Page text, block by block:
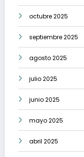
octubre 2025
septiembre 2025
agosto 2025
julio 2025
junio 2025
mayo 2025
abril 2025